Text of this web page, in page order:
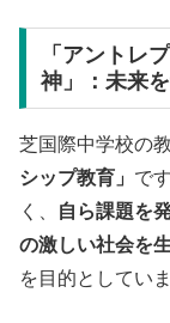
「アントレ
神」：未来
芝国際中学校の
シップ教育」 で
く、
自ら課題を
の激しい社会を
を目的としていま